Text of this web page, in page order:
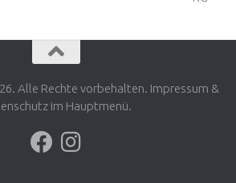
Alle Rechte vorbehalten. Impressum &
im Hauptmenü.